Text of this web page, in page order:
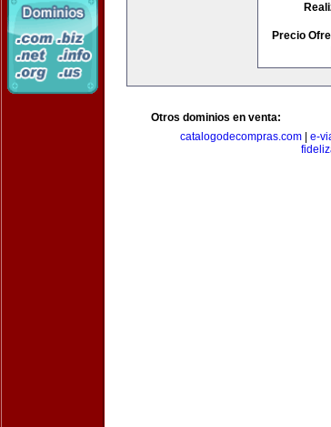
Precio
Otros dominios en venta:
catalogodecompras.com| e-